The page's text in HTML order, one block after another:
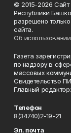
© 2015-2026 Сайт
Республики
разрешено
сайта.
Об
Газета
по надзору в
массовых
Свидетельство
Главный
Телефон
8(34740)2-19-21
Эл. почта